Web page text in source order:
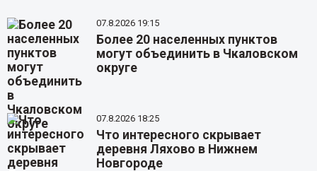
07.8.2026 19:15
Более 20 населенных пунктов
могут объединить в Чкаловском
округе
07.8.2026 18:25
Что интересного скрывает
деревня Ляхово в Нижнем
Новгороде